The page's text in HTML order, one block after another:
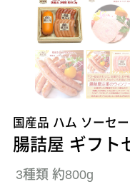
国産品 ハム ソーセ
腸詰屋 ギフト
3種類 約800g